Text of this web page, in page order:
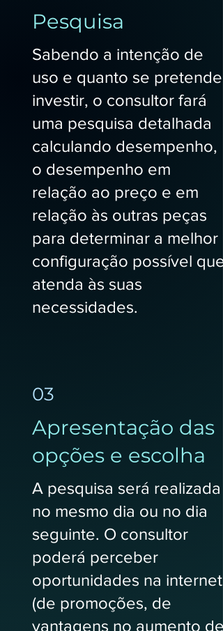
Pesquisa
Sabendo a intenção de
uso e quanto se pretende
investir, o consultor fará
uma pesquisa detalhada
calculando desempenho,
o desempenho em
relação ao preço e em
relação às outras peças
para determinar a melhor
configuração possível que
atenda às suas
necessidades.
03
Apresentação das
opções e escolha
A pesquisa será realizada
no mesmo dia ou no dia
seguinte. O consultor
poderá perceber
oportunidades na internet
(de promoções, de
vantagens no aumento de